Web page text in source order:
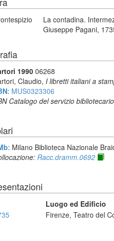
La contadina.
Giuseppe Pagani,
199006268
Claudio, I libretti italiani a
: MUS0323306
Catalogo del servizio
: Milano Biblioteca Nazionale
Racc.dramm.0692
Luogo ed Edificio
Firenze, Teatro del